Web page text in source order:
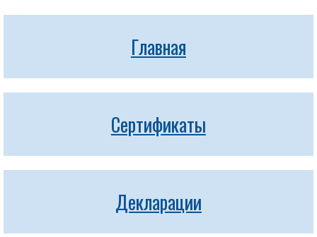
Главная
Сертификаты
Декларации